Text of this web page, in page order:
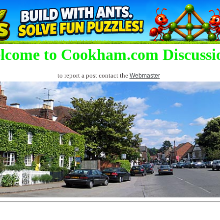
to Cookham.com
to report a post contact the Webmaster